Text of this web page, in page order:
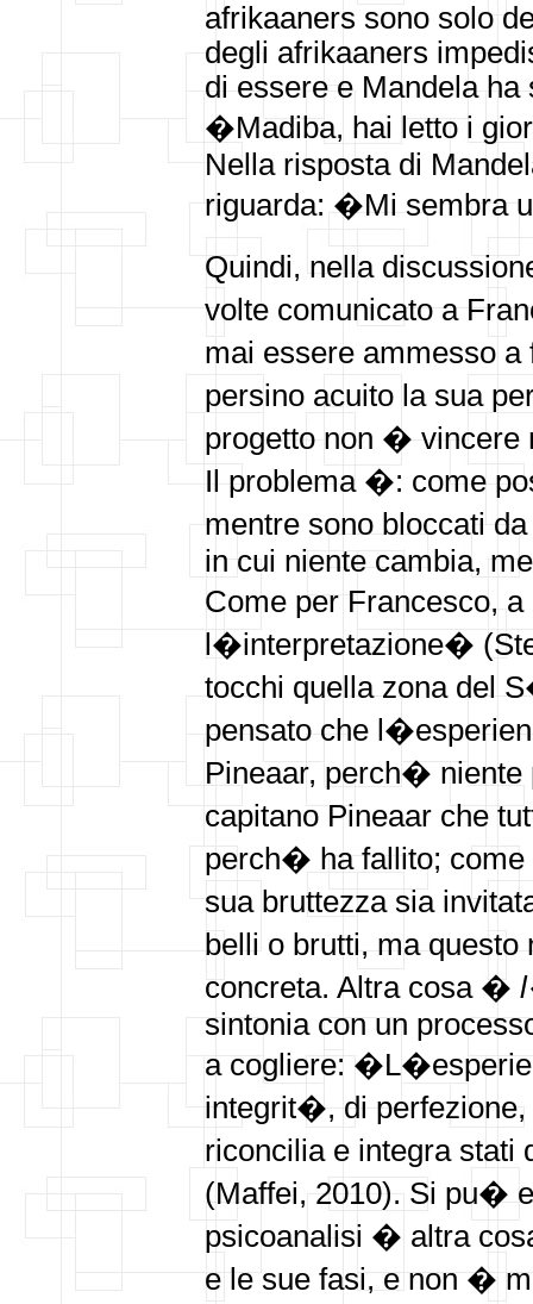
afrikaaners sono solo
degli afrikaaners
di essere e Mandela
�Madiba, hai letto i
Nella risposta di
riguarda: �Mi sembra
Quindi, nella
volte comunicato a
mai essere ammesso
persino acuito la sua
progetto non �
Il problema �: come
mentre sono bloccati
in cui niente cambia,
Come per Francesco,
l�interpretazione�
tocchi quella zona del
pensato che
Pineaar, perch� niente
capitano Pineaar che
perch� ha fallito;
sua bruttezza sia
belli o brutti, ma
concreta. Altra cosa �
sintonia con un
a cogliere:
integrit�, di
riconcilia e integra
(Maffei, 2010). Si pu�
psicoanalisi � altra
e le sue fasi, e non �